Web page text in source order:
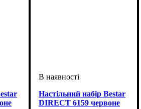
Настільний набір Bestar
DIRECT 6159 червоне